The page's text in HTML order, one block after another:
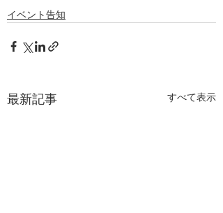
イベント告知
最新記事 すべて表示